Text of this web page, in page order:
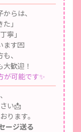
らは、
」
寧」
ます💌
、
歓迎！
が可能です✨
い📩
ります。
ージ送る